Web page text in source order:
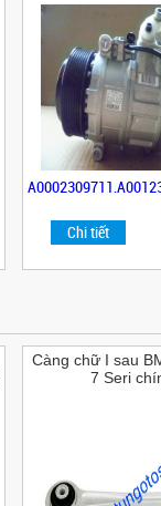
Chi tiết
Càng chữ I sau
7 Seri